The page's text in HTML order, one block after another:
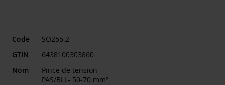
Code
SO255.2
GTIN
6438100303860
Nom
Pince de tension
PAS/BLL- 50-70 mm²